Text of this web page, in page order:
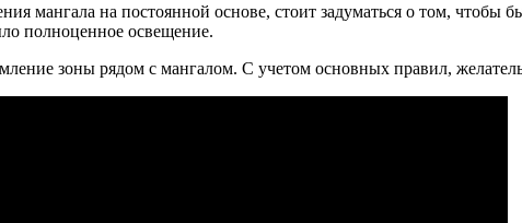
мангала на постоянной основе, стоит задуматься о том, чтобы
полноценное освещение.
зоны рядом с мангалом. С учетом основных правил,